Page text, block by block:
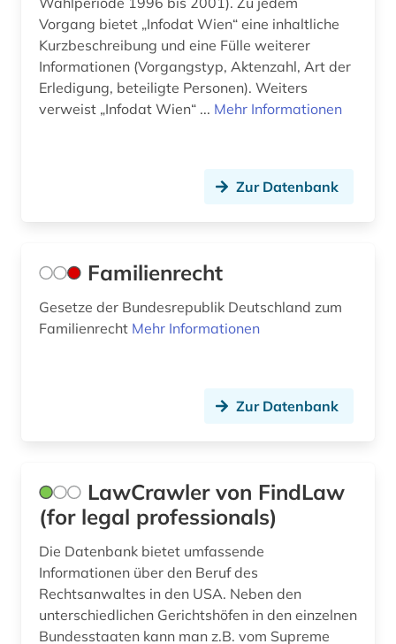
Vorgang bietet „Infodat Wien“ eine inhaltliche
Kurzbeschreibung und eine Fülle weiterer
Informationen (Vorgangstyp, Aktenzahl, Art der
Erledigung, beteiligte Personen). Weiters
verweist „Infodat Wien“ ... Mehr Informationen
Zur Datenbank
Familienrecht
Gesetze der Bundesrepublik Deutschland zum
Familienrecht Mehr Informationen
Zur Datenbank
LawCrawler von FindLaw
(for legal professionals)
Die Datenbank bietet umfassende
Informationen über den Beruf des
Rechtsanwaltes in den USA. Neben den
unterschiedlichen Gerichtshöfen in den einzelnen
Bundesstaaten kann man z.B. vom Supreme